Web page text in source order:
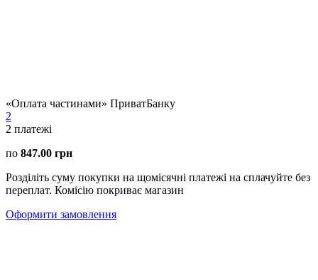
«Оплата частинами» ПриватБанку
2
2 платежі
по 847.00 грн
Розділіть суму покупки на щомісячні платежі на сплачуйте без
переплат. Комісію покриває магазин
Оформити замовлення